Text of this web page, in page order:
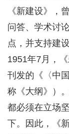
《新建设》，
问答、学术讨
点，并支持建
1951年7月，
刊发的《〈中
称《大纲》）
都必须在立场
下。因此，《